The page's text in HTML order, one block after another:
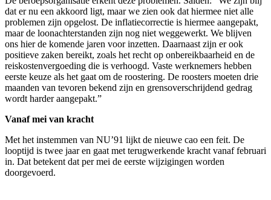
dat er nu een akkoord ligt, maar we zien ook dat hiermee niet alle
problemen zijn opgelost. De inflatiecorrectie is hiermee aangepakt,
maar de loonachterstanden zijn nog niet weggewerkt. We blijven
ons hier de komende jaren voor inzetten. Daarnaast zijn er ook
positieve zaken bereikt, zoals het recht op onbereikbaarheid en de
reiskostenvergoeding die is verhoogd. Vaste werknemers hebben
eerste keuze als het gaat om de roostering. De roosters moeten drie
maanden van tevoren bekend zijn en grensoverschrijdend gedrag
wordt harder aangepakt.”
Vanaf mei van kracht
Met het instemmen van NU’91 lijkt de nieuwe cao een feit. De
looptijd is twee jaar en gaat met terugwerkende kracht vanaf februari
in. Dat betekent dat per mei de eerste wijzigingen worden
doorgevoerd.